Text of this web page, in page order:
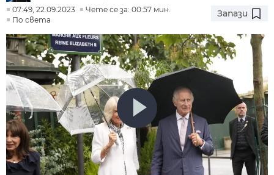
07:49, 22.09.2023
Чете се за: 00:57 мин.
По света
Запази